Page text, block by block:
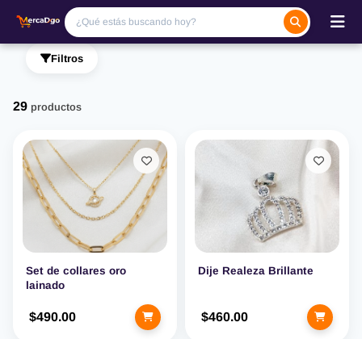
Filtros
29 productos
Set de collares oro
lainado
$490.00
Dije Realeza Brillante
$460.00